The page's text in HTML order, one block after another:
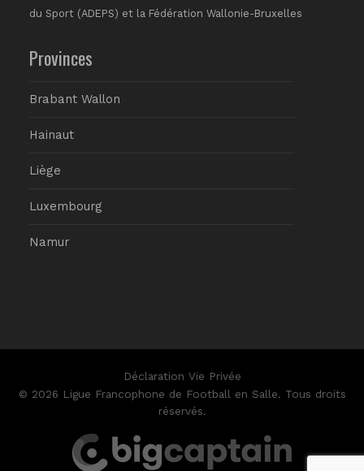
du Sport (ADEPS) et la Fédération Wallonie-Bruxelles
Provinces
Brabant Wallon
Hainaut
Liège
Luxembourg
Namur
Déclaration Vie Privée
© 2026 Ligue Francophone de Football en Salle. Tous droits
réservés.